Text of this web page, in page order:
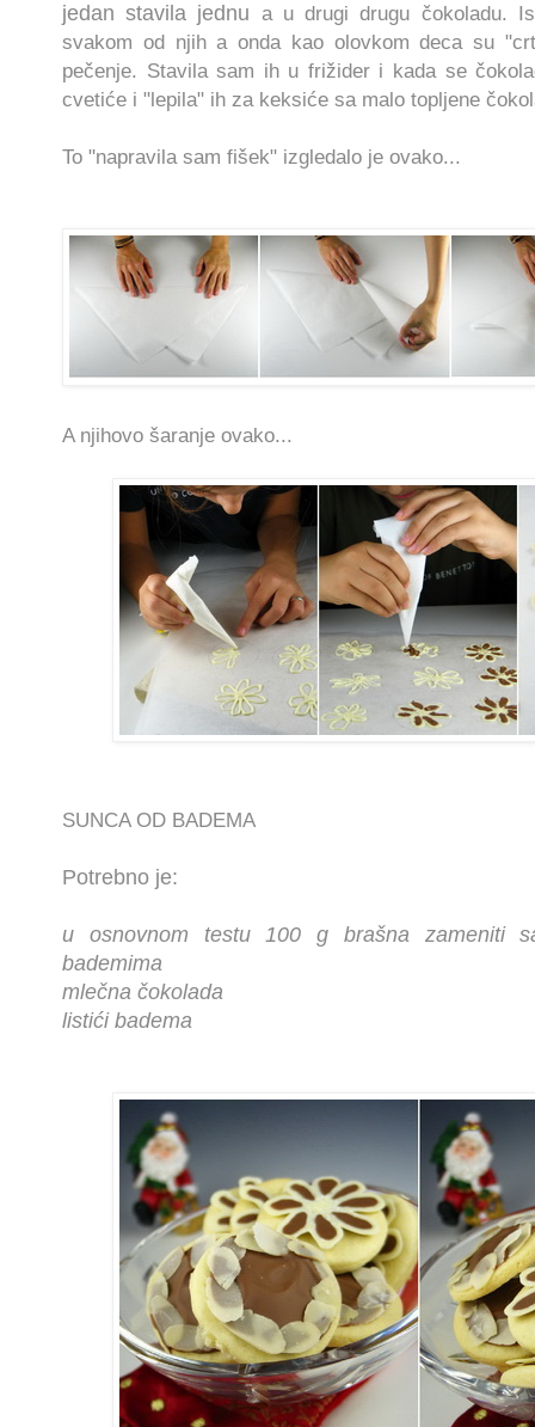
jedan stavila jednu a u drugi drugu čokoladu.
svakom od njih a onda kao olovkom deca su
pečenje. Stavila sam ih u frižider i kada se
cvetiće i "lepila" ih za keksiće sa malo topljene
To "napravila sam fišek" izgledalo je ovako...
A njihovo šaranje ovako...
SUNCA OD BADEMA
Potrebno je:
u osnovnom testu 100 g brašna zameniti
bademima
mlečna čokolada
listići badema